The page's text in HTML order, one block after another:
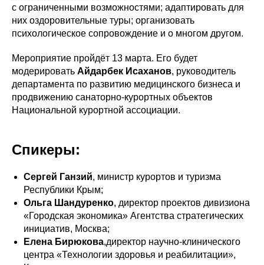
с ограниченными возможностями; адаптировать для
них оздоровительные туры; организовать
психологическое сопровождение и о многом другом.
Мероприятие пройдёт 13 марта. Его будет
модерировать Айдарбек Исаханов, руководитель
департамента по развитию медицинского бизнеса и
продвижению санаторно-курортных объектов
Национальной курортной ассоциации.
Спикеры:
Сергей Ганзий, министр курортов и туризма
Республики Крым;
Ольга Шандуренко, директор проектов дивизиона
«Городская экономика» Агентства стратегических
инициатив, Москва;
Елена Бирюкова,директор научно-клинического
центра «Технологии здоровья и реабилитации»,